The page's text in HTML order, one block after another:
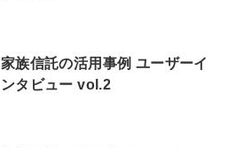
家族信託の活用事例 ユーザーイ
ンタビュー vol.2